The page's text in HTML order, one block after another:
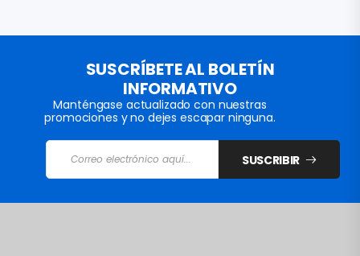
SUSCRÍBETE AL BOLETÍN
INFORMATIVO
Manténgase actualizado con nuestras
promociones y no dejes escapar ninguna.
SUSCRIBIR